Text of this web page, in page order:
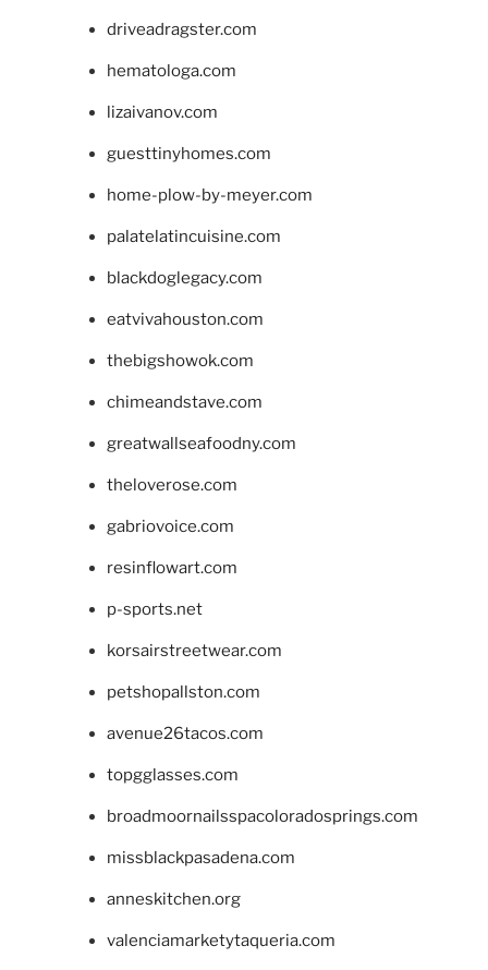
driveadragster.com
hematologa.com
lizaivanov.com
guesttinyhomes.com
home-plow-by-meyer.com
palatelatincuisine.com
blackdoglegacy.com
eatvivahouston.com
thebigshowok.com
chimeandstave.com
greatwallseafoodny.com
theloverose.com
gabriovoice.com
resinflowart.com
p-sports.net
korsairstreetwear.com
petshopallston.com
avenue26tacos.com
topgglasses.com
broadmoornailsspacoloradosprings.com
missblackpasadena.com
anneskitchen.org
valenciamarketytaqueria.com